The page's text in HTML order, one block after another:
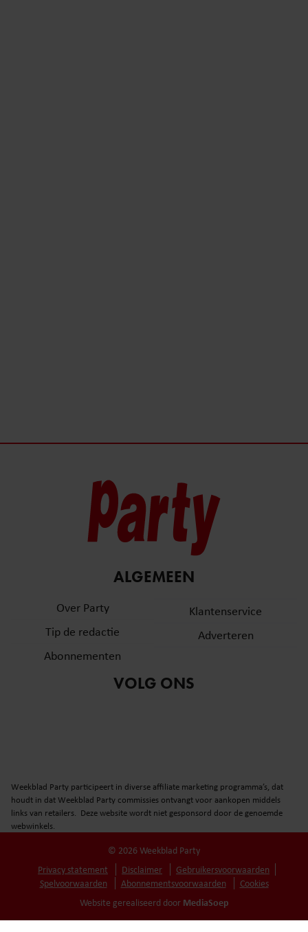
ALGEMEEN
Over Party
Tip de redactie
Abonnementen
Klantenservice
Adverteren
VOLG ONS
Weekblad Party participeert in diverse affiliate marketing programma’s, dat
houdt in dat Weekblad Party commissies ontvangt voor aankopen middels
links van retailers. Deze website wordt niet gesponsord door de genoemde
webwinkels.
© 2026 Weekblad Party
Privacy statement
Disclaimer
Gebruikersvoorwaarden
Spelvoorwaarden
Abonnementsvoorwaarden
Cookies
Website gerealiseerd door MediaSoep